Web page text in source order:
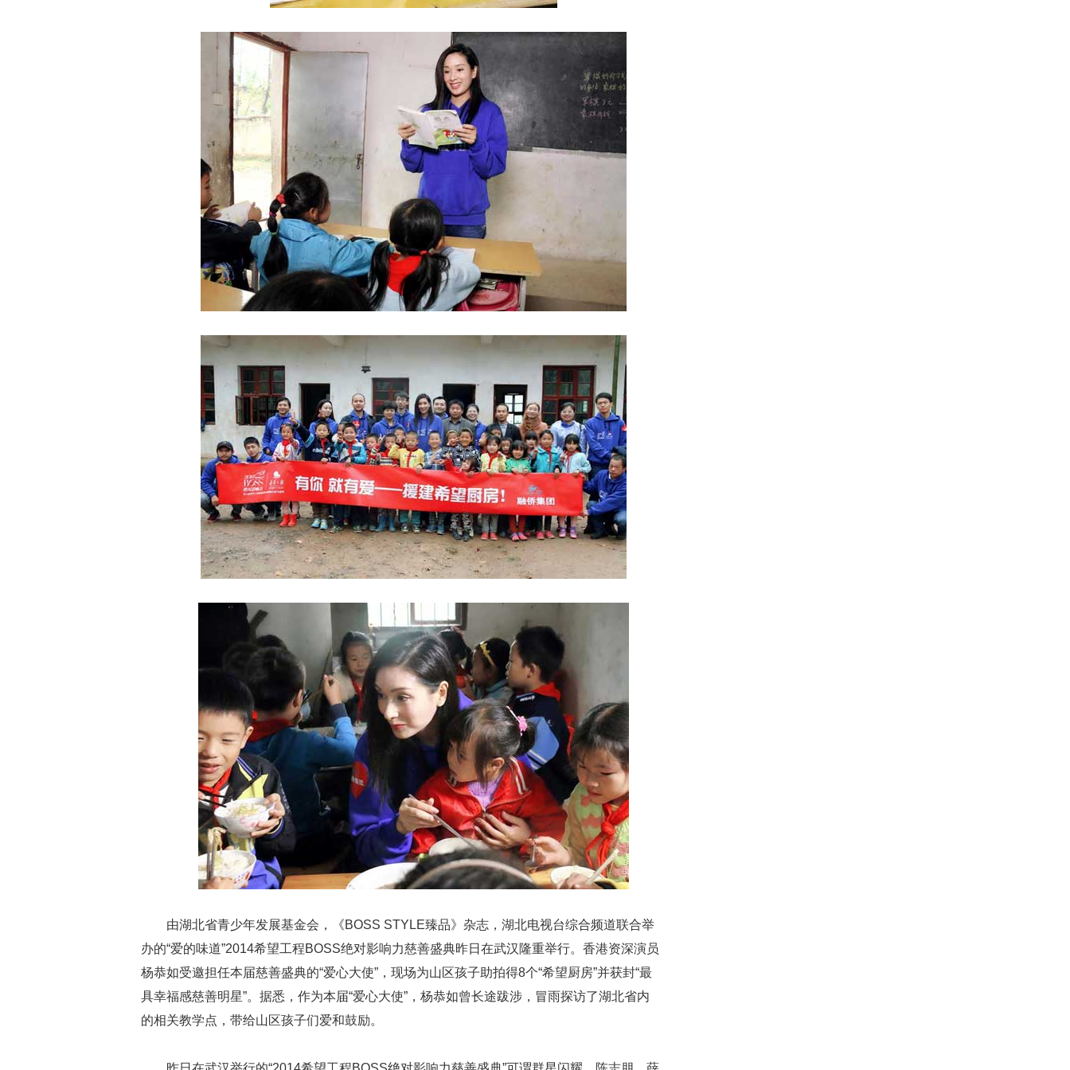
由湖北省青少年发展基金会，《BOSS STYLE臻品》杂志，湖北电视台综合频道联合举
办的“爱的味道”2014希望工程BOSS绝对影响力慈善盛典昨日在武汉隆重举行。香港资深演员
杨恭如受邀担任本届慈善盛典的“爱心大使”，现场为山区孩子助拍得8个“希望厨房”并获封“最
具幸福感慈善明星”。据悉，作为本届“爱心大使”，杨恭如曾长途跋涉，冒雨探访了湖北省内
的相关教学点，带给山区孩子们爱和鼓励。